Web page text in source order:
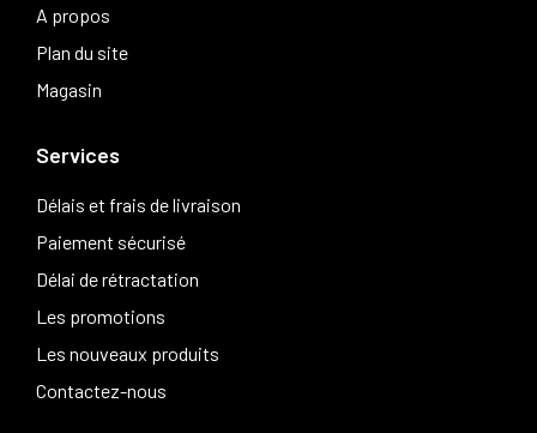
A propos
Plan du site
Magasin
Services
Délais et frais de livraison
Paiement sécurisé
Délai de rétractation
Les promotions
Les nouveaux produits
Contactez-nous